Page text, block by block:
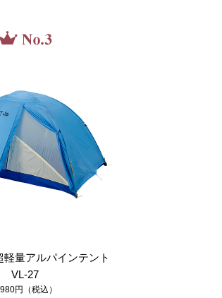
量アルパインテント
VL-27
円（税込）